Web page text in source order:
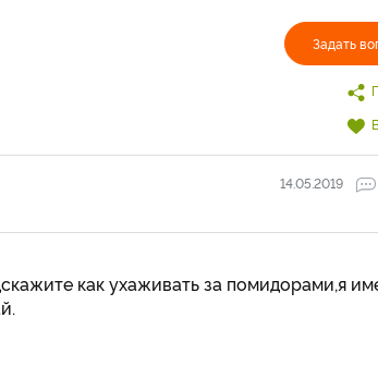
Задать
14.05.2019
как ухаживать за помидорами,я